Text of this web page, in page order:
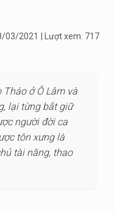
03/2021 | Lượt xem: 717
Tháo ở Ô Lâm và
lại từng bắt giữ
người đời ca
tôn xưng là
tài năng, thao